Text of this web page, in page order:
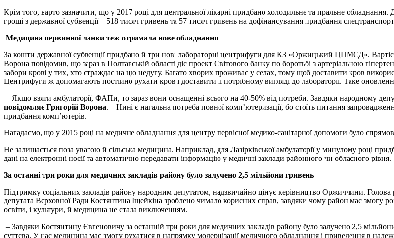
Крім того, варто зазначити, що у 2017 році для центральної лікарні придбано холодильне та пральне
гроші з державної субвенції – 518 тисяч гривень та 57 тисяч гривень на дофінансування придбання
Медицина первинної ланки теж отримала нове обладнання
За кошти державної субвенції придбано й три нові лабораторні центрифуги для КЗ «Оржицький ЦПМСД».
Ворона повідомив, що зараз в Полтавській області діє проект Світового банку по боротьбі з артеріальною
забори крові у тих, хто страждає на цю недугу. Багато хворих проживає у селах, тому щоб доставити кров
Центрифуги ж допомагають постійно рухати кров і доставити її потрібному вигляді до лабораторії. Таке
– Якщо взяти амбулаторії, ФАПи, то зараз вони оснащенні всього на 40-50% від потреби. Завдяки народному
повідомляє Григорій Ворона. – Нині є нагальна потреба повної комп’ютеризації, бо стоїть питання
придбання комп’ютерів.
Нагадаємо, що у 2015 році на медичне обладнання для центру первісної медико-санітарної допомоги було
Не залишається поза увагою й сільська медицина. Наприклад, для Лазірківської амбулаторії у минулому році
дані на електронні носії та автоматично передавати інформацію у медичні заклади районного чи обласного рівня.
За останні три роки для медичних закладів району було залучено 2,5 мільйони гривень
Підтримку соціальних закладів району народним депутатом, надзвичайно цінує керівництво Оржиччини.
депутата Верховної Ради Костянтина Іщейкіна зроблено чимало корисних справ, завдяки чому район має змогу
освіти, і культури, й медицина не стала виключенням.
– Завдяки Костянтину Євгеновичу за останній три роки для медичних закладів району було залучено 2,5
суттєва. У нас медицина має змогу рухатися в напрямку модернізації медичного обладнання і приведення в